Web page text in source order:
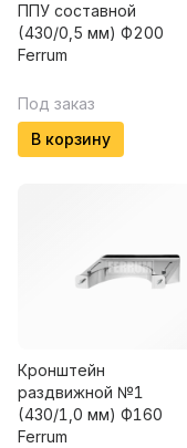
ППУ составной
(430/0,5 мм) Ф200
Ferrum
Под заказ
В корзину
Кронштейн
раздвижной №1
(430/1,0 мм) Ф160
Ferrum